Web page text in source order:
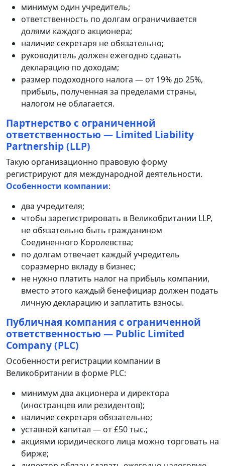
минимум один учредитель;
ответственность по долгам ограничивается
долями каждого акционера;
наличие секретаря не обязательно;
руководитель должен ежегодно сдавать
декларацию по доходам;
размер подоходного налога — от 19% до 25%,
прибыль, полученная за пределами страны,
налогом не облагается.
Партнерство с ограниченной
ответственностью — Limited Liability
Partnership (LLP)
Такую организационно правовую форму
регистрируют для международной деятельности.
Особенности компании:
два учредителя;
чтобы зарегистрировать в Великобритании LLP,
не обязательно быть гражданином
Соединенного Королевства;
по долгам отвечает каждый учредитель
соразмерно вкладу в бизнес;
не нужно платить налог на прибыль компании,
вместо этого каждый бенефициар должен подать
личную декларацию и заплатить взносы.
Публичная компания с ограниченной
ответственностью — Public Limited
Company (PLC)
Особенности регистрации компании в
Великобритании в форме PLC:
минимум два акционера и директора
(иностранцев или резидентов);
наличие секретаря обязательно;
уставной капитал — от £50 тыс.;
акциями юридического лица можно торговать на
бирже;